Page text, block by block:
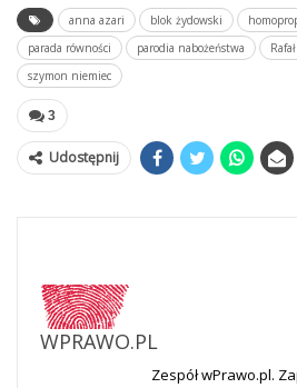
anna azari blok żydowski
parada równości
parodia nabożeństwa
szymon niemiec
3
Udostępnij
WPRAWO.PL
Zespół wPrawo.pl.